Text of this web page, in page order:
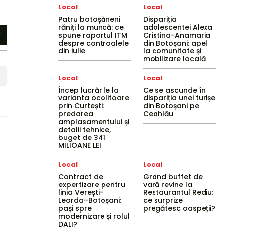
Local
Patru botoșăneni
răniți la muncă: ce
spune raportul ITM
despre controalele
din iulie
Local
Dispariția
adolescentei Alexa
Cristina-Anamaria
din Botoșani: apel
la comunitate și
mobilizare locală
Local
Încep lucrările la
varianta ocolitoare
prin Curtești:
predarea
amplasamentului și
detalii tehnice,
buget de 341
MILIOANE LEI
Local
Ce se ascunde în
dispariția unei turișe
din Botoșani pe
Ceahlău
Local
Contract de
expertizare pentru
linia Verești–
Leorda–Botoșani:
pași spre
modernizare și rolul
DALI?
Local
Grand buffet de
vară revine la
Restaurantul Rediu:
ce surprize
pregătesc oaspeții?